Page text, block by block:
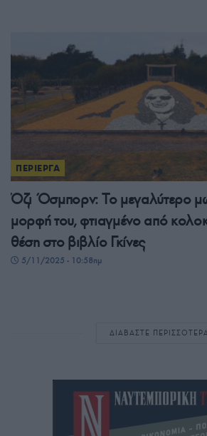
ΠΕΡΙΕΡΓΑ
Όζι Όσμπορν: Το μεγαλύτερο
μορφή του, φτιαγμένο από
θέση στο βιβλίο Γκίνες
5/11/2025 - 10:58πμ
ΔΙΑΒΑΣΤΕ